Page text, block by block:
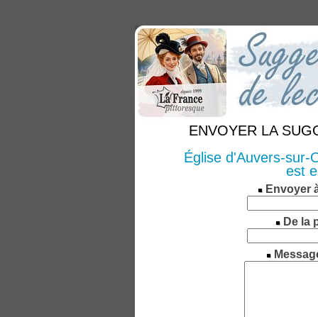
ENVOYER LA
Église d'Auvers-sur-
est
Envoyer
De la